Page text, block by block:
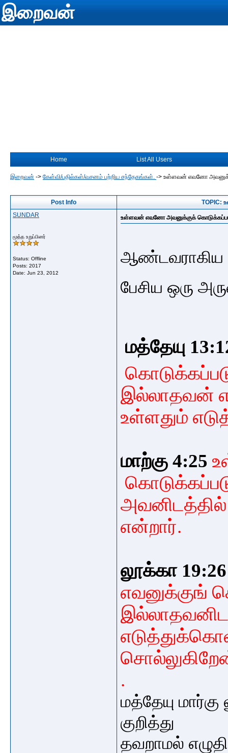
இறைவன்
Home List All Users
இறைவன் -> கேள்வி/பதில்கள்/வசனம் பற்றிய சந்தேகங்கள். -> உள்ளவன் எவனோ
Post Info
TOPIC:
SUNDAR
மூத்த உறுப்பினர்
Status: Offline
Posts: 2017
Date: Jun 23, 2012
உள்ளவன் எவனோ அவனுக்குக்
ஆண்டவராகிய
பேசிய ஒரு
மத்தேயு
இல்லாதவன்
உள்ளதும்
மாற்கு 4:25
என்றார்.
லூக்கா 19:26
எவனுக்குங்
.
மத்தேயு
குறித்து
தவறாமல்